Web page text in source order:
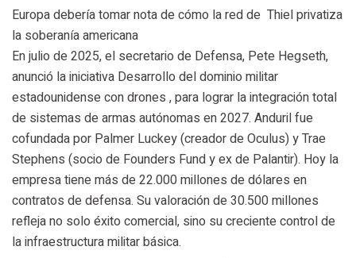
Europa debería tomar nota de cómo la red de Thiel privatiza
la soberanía americana
En julio de 2025, el secretario de Defensa, Pete Hegseth,
anunció la iniciativa Desarrollo del dominio militar
estadounidense con drones , para lograr la integración total
de sistemas de armas autónomas en 2027. Anduril fue
cofundada por Palmer Luckey (creador de Oculus) y Trae
Stephens (socio de Founders Fund y ex de Palantir). Hoy la
empresa tiene más de 22.000 millones de dólares en
contratos de defensa. Su valoración de 30.500 millones
refleja no solo éxito comercial, sino su creciente control de
la infraestructura militar básica.